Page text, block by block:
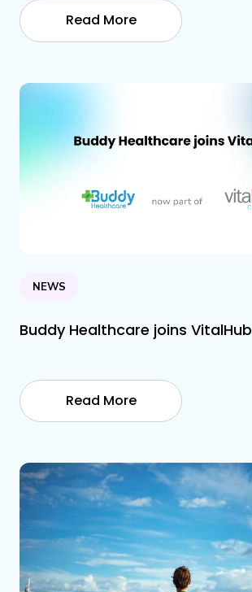
Read More
NEWS
Buddy Healthcare joins VitalHub
Read More